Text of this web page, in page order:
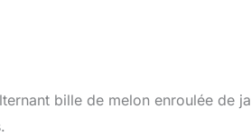
bille de melon enroulée de